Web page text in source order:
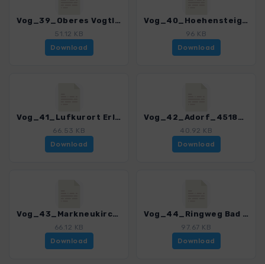
Vog_39_Oberes Vogtland um Schoeneck_4518_2.gpx
51.12 KB
Download
Vog_40_Hoehensteig um Klingenthal_4518_2.gpx
96 KB
Download
Vog_41_Lufkurort Erlbach_4518_2.gpx
66.53 KB
Download
Vog_42_Adorf_4518_2.gpx
40.92 KB
Download
Vog_43_Markneukirchen - Landwuest_4518_2.gpx
66.12 KB
Download
Vog_44_Ringweg Bad Elster_4518_2.gpx
97.67 KB
Download